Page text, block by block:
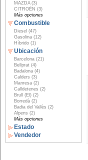
MAZDA (3)
CITROËN (3)
Más opciones
Combustible
Diesel (47)
Gasolina (12)
Híbrido (1)
Ubicación
Barcelona (21)
Bellprat (4)
Badalona (4)
Calders (3)
Manresa (2)
Calldetenes (2)
Brull (El) (2)
Borredà (2)
Badia del Vallès (2)
Alpens (2)
Más opciones
Estado
Vendedor